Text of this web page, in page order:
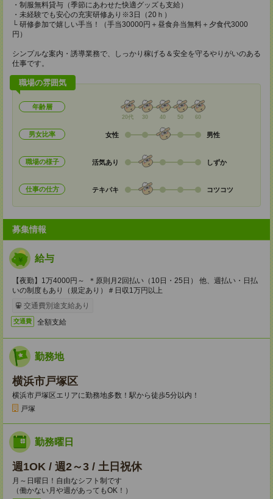
・制服無料貸与（季節にあわせた快適グッズも支給）
・未経験でも安心の充実研修あり※3日（20ｈ）
└ 研修参加で嬉しい手当！（手当30000円＋昼食弁当無料＋夕食代3000
円）
シンプルな案内・誘導業務で、しっかり稼げる＆安全を守るやりがいのある
仕事です。
職場の雰囲気
年齢層
20代 30 40 50 60
男女比率 女性 男性
職場の様子 活気あり しずか
仕事の仕方 テキパキ コツコツ
募集情報
給与
【夜勤】1万4000円～ ＊原則月2回払い（10日・25日） 他、週払い・日払
いの制度もあり（規定あり）＃日収1万円以上
交通費別途支給あり
交通費 全額支給
勤務地
横浜市戸塚区
横浜市戸塚区エリアに勤務地多数！駅から徒歩5分以内！
戸塚
勤務曜日
週1OK / 週2～3 / 土日祝休
月～日曜日！自由なシフト制です
（働かない月や週があってもOK！）